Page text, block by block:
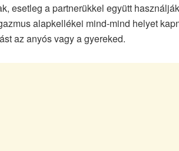
esetleg a partnerükkel együtt
alapkellékei mind-mind helyet
az anyós vagy a gyereked.